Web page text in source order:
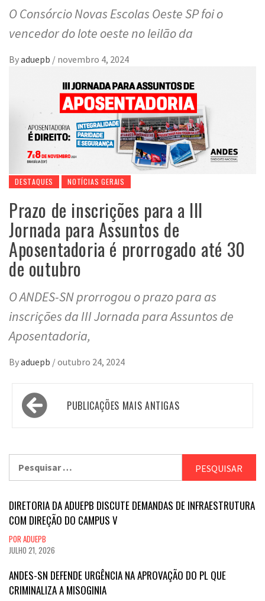
O Consórcio Novas Escolas Oeste SP foi o
vencedor do lote oeste no leilão da
Byaduepb / novembro 4, 2024
DESTAQUES NOTÍCIAS GERAIS
Prazo de inscrições para a III
Jornada para Assuntos de
Aposentadoria é prorrogado até 30
de outubro
O ANDES-SN prorrogou o prazo para as
inscrições da III Jornada para Assuntos de
Aposentadoria,
Byaduepb /outubro 24, 2024
Navegação
por PUBLICAÇÕES MAIS ANTIGAS
por:
DIRETORIA DA ADUEPB DISCUTE DEMANDAS DE INFRAESTRUTURA
COM DIREÇÃO DO CAMPUS V
POR ADUEPB
JULHO 21, 2026
ANDES-SN DEFENDE URGÊNCIA NA APROVAÇÃO DO PL QUE
CRIMINALIZA A MISOGINIA